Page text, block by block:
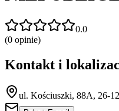
0.0
(0 opinie)
Kontakt i
ul. Kościuszki, 88A, 26-